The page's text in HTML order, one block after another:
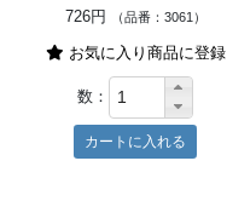
726円 （品番：3061）
お気に入り商品に登録
数：